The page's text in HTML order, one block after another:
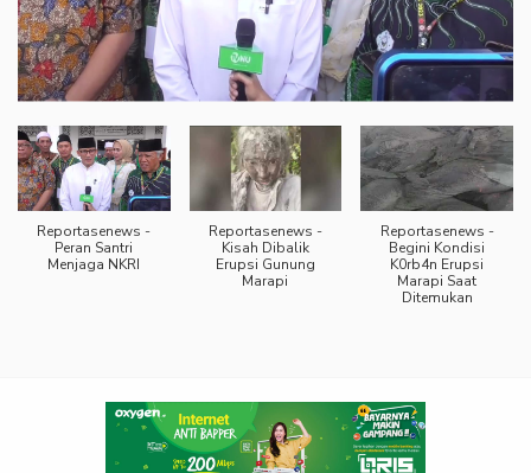
Reportasenews -
Peran Santri
Menjaga NKRI
Reportasenews -
Kisah Dibalik
Erupsi Gunung
Marapi
Reportasenews -
Begini Kondisi
K0rb4n Erupsi
Marapi Saat
Ditemukan